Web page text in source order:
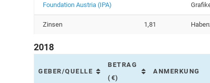
Foundation Austria (IPA)
Zinsen 1,81
2018
GEBER/QUELLE
BETRAG
(€)
ANMERKUNG